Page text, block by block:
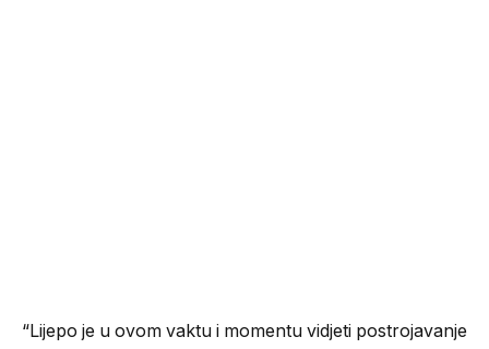
“Lijepo je u ovom vaktu i momentu vidjeti postrojavanje